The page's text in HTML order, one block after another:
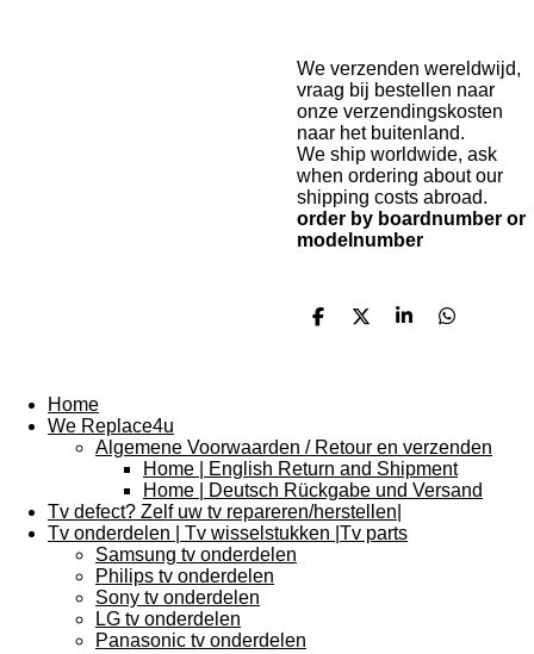
We verzenden wereldwijd,
vraag bij bestellen naar
onze verzendingskosten
naar het buitenland.
We ship worldwide, ask
when ordering about our
shipping costs abroad.
order by boardnumber or
modelnumber
D
D
S
D
Home
We Replace4u
Algemene Voorwaarden / Retour en verzenden
Home | English Return and Shipment
Home | Deutsch Rückgabe und Versand
Tv defect? Zelf uw tv repareren/herstellen|
Tv onderdelen | Tv wisselstukken |Tv parts
Samsung tv onderdelen
Philips tv onderdelen
Sony tv onderdelen
LG tv onderdelen
Panasonic tv onderdelen